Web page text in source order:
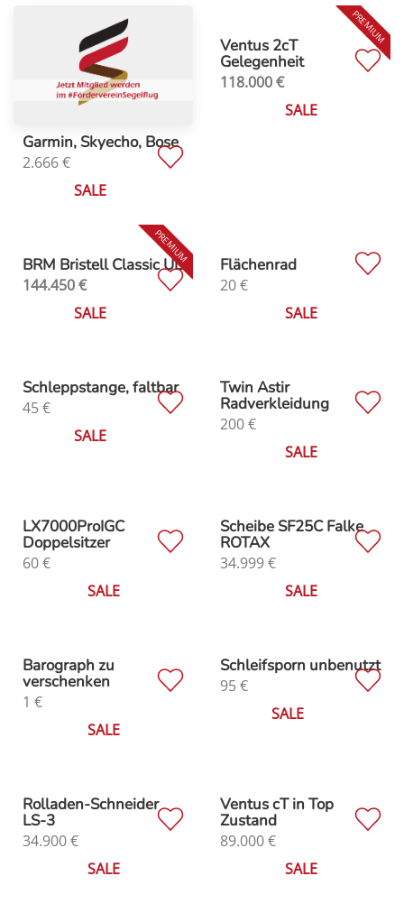
Garmin, Skyecho, Bose
2.666€
SALE
Ventus 2cT
Gelegenheit
118.000€
SALE
BRM Bristell Classic UL
144.450€
SALE
Flächenrad
20€
SALE
Schleppstange, faltbar
45€
SALE
Twin Astir
Radverkleidung
200€
SALE
LX7000ProIGC
Doppelsitzer
60€
SALE
Scheibe SF25C Falke
ROTAX
34.999€
SALE
Barograph zu
verschenken
1 €
SALE
Schleifsporn unbenutzt
95€
SALE
Rolladen-Schneider
LS-3
34.900€
SALE
Ventus cT in Top
Zustand
89.000€
SALE